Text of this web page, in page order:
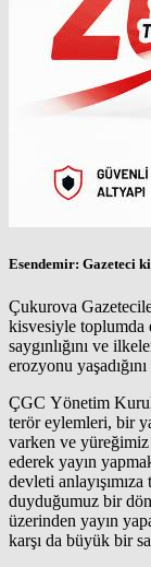
Esendemir: Gazeteci
Çukurova
kisvesiyle toplumda
saygınlığını ve
erozyonu
ÇGC Yönetim
terör eylemleri, bir
varken ve
ederek yayın
devleti
duyduğumuz bir
üzerinden yayın
karşı da büyük bir